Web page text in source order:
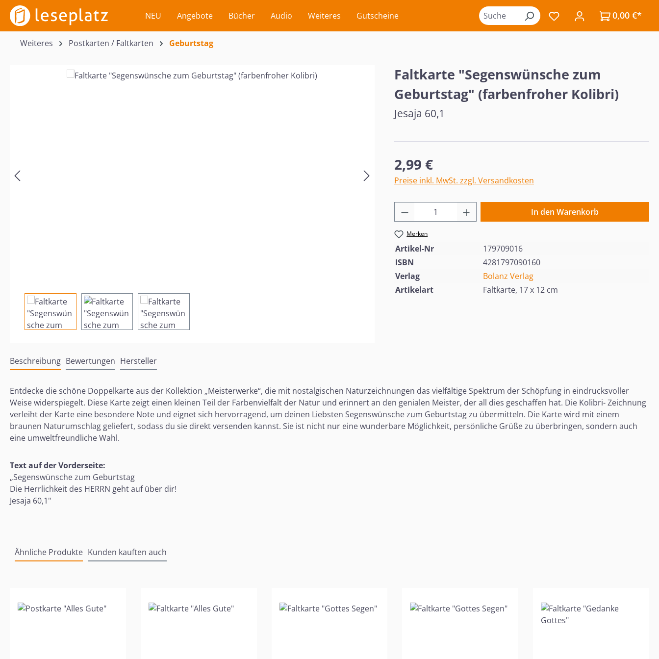
Hauptinhalt springen
Zur Suche springen
Zur Hauptnavigation springen NEU Angebote Bücher Audio Weiteres Gutscheine Du hast 0 Produkte auf
0,00 €*
Weiteres Postkarten / Faltkarten Geburtstag
Bildergalerie überspringen
Faltkarte "Segenswünsche zum
Geburtstag" (farbenfroher Kolibri)
Jesaja 60,1
Regulärer Preis:
2,99 €
Preise inkl. MwSt. zzgl. Versandkosten
Produkt Anzahl: Gib den gewünschten Wert
In den Warenkorb
Merken
Artikel-Nr
179709016
ISBN
4281797090160
Verlag
Bolanz Verlag
Artikelart
Faltkarte, 17 x 12 cm
Beschreibung Bewertungen Hersteller
Entdecke die schöne Doppelkarte aus der Kollektion „Meisterwerke“, die mit nostalgischen Naturzeichnungen das vielfältige Spektrum der Schöpfung in eindrucksvoller
Weise widerspiegelt. Diese Karte zeigt einen kleinen Teil der Farbenvielfalt der Natur und erinnert an den genialen Meister, der all dies geschaffen hat. Die Kolibri- Zeichnung
verleiht der Karte eine besondere Note und eignet sich hervorragend, um deinen Liebsten Segenswünsche zum Geburtstag zu übermitteln. Die Karte wird mit einem
braunen Naturumschlag geliefert, sodass du sie direkt versenden kannst. Sie ist nicht nur eine wunderbare Möglichkeit, persönliche Grüße zu überbringen, sondern auch
eine umweltfreundliche Wahl.
Text auf der Vorderseite:
„Segenswünsche zum Geburtstag
Die Herrlichkeit des HERRN geht auf über dir!
Jesaja 60,1"
Ähnliche Produkte Kunden kauften auch